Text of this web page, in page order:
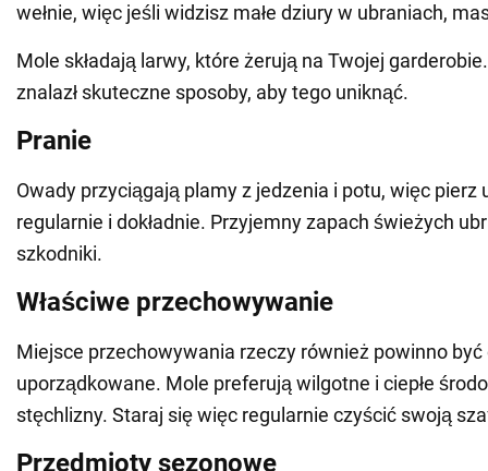
wełnie, więc jeśli widzisz małe dziury w ubraniach,
Mole składają larwy, które żerują na Twojej garderobie.
znalazł skuteczne sposoby, aby tego uniknąć.
Pranie
Owady przyciągają plamy z jedzenia i potu, więc pierz
regularnie i dokładnie. Przyjemny zapach świeżych
szkodniki.
Właściwe przechowywanie
Miejsce przechowywania rzeczy również powinno być
uporządkowane. Mole preferują wilgotne i ciepłe
stęchlizny. Staraj się więc regularnie czyścić swoją
Przedmioty sezonowe